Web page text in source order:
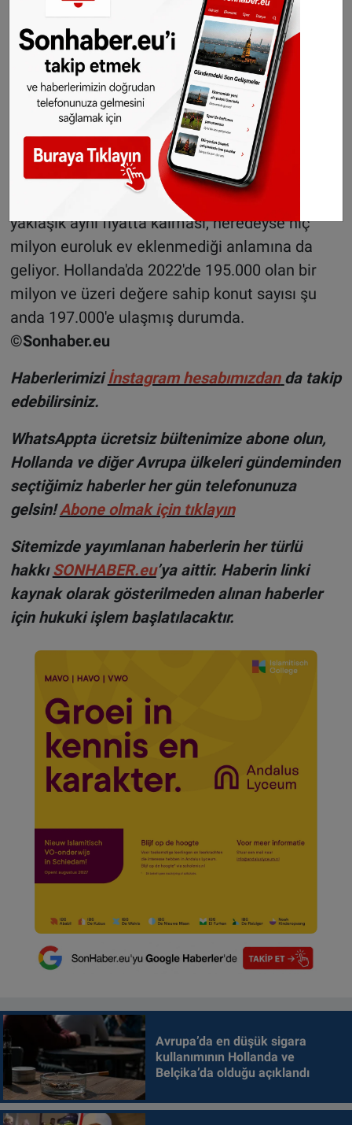
bulunuyordu. ancak şimdi bu bölgenin dışında
da milyon euroluk evlere rastlanmakta. Örneğin
Bloemendaal’da evlerin yaklaşık yarısı bir
milyonun üzerinde bir değere sahip. Bunun
dışında Zwolle, Tilburg, Eindhoven,
Leeuwarden ve Lelystad belediyeleri de milyon
euroluk evlere sahip.
Hollanda'daki en pahalı evlerin bir yıl içinde
yaklaşık aynı fiyatta kalması, neredeyse hiç
milyon euroluk ev eklenmediği anlamına da
geliyor. Hollanda'da 2022'de 195.000 olan bir
milyon ve üzeri değere sahip konut sayısı şu
anda 197.000'e ulaşmış durumda.
©Sonhaber.eu
Haberlerimizi İnstagram hesabımızdan da takip
edebilirsiniz.
WhatsAppta ücretsiz bültenimize abone olun,
Hollanda ve diğer Avrupa ülkeleri gündeminden
seçtiğimiz haberler her gün telefonunuza
gelsin!Abone olmak için tıklayın
Sitemizde yayımlanan haberlerin her türlü
hakkıSONHABER.eu’ya aittir. Haberin linki
kaynak olarak gösterilmeden alınan haberler
için hukuki işlem başlatılacaktır.
Avrupa’da en düşük sigara
kullanımının Hollanda ve
Belçika’da olduğu açıklandı